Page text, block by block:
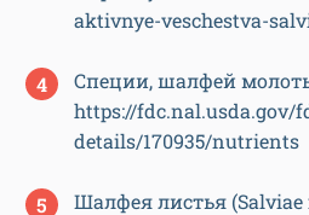
aktivnye-veschestva-
Специи, шалфей
https://fdc.nal.usda.gov/
details/170935/nutrients
Шалфея листья